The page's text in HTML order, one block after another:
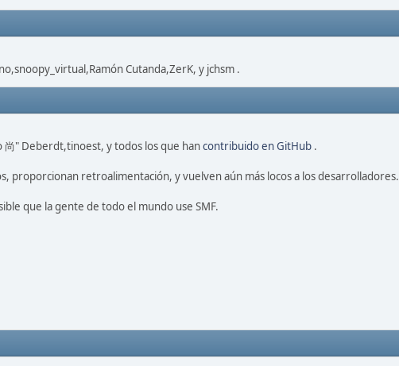
Cutanda,ZerK, y jchsm .
" Deberdt,tinoest, y todos los que hancontribuido en GitHub .
proporcionan retroalimentación, y vuelven aún más locos a los desarrolladores.
que la gente de todo el mundo use SMF.